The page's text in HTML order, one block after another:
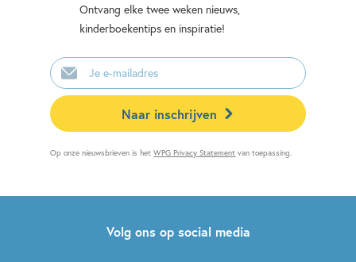
Ontvang elke twee weken nieuws,
kinderboekentips en inspiratie!
E-
mailadres
Naar inschrijven
Op onze nieuwsbrieven is hetWPG Privacy Statement van toepassing.
Volg ons op social media